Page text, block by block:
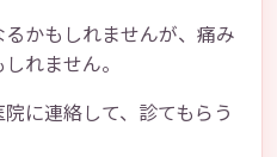
かもしれませんが、痛み
れません。
に連絡して、診てもらう